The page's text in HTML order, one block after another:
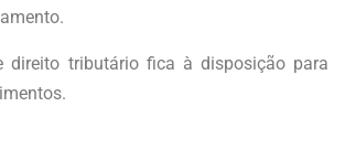
direito tributário fica à disposição para